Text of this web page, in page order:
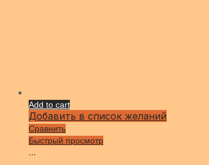
Add to cart
Добавить в список желаний
Сравнить
Быстрый просмотр
...